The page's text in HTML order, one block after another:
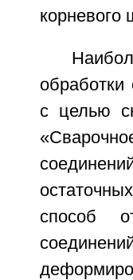
корневого
обработки
с целью
способ